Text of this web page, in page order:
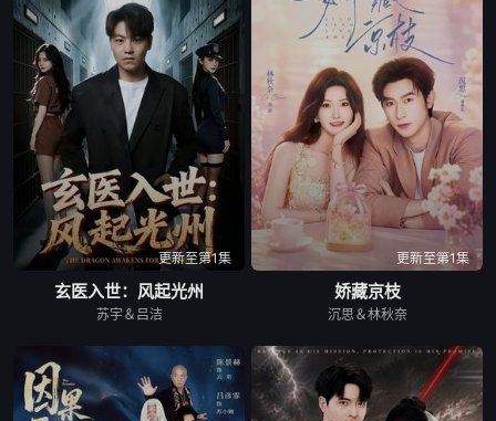
更新至第1集
玄医入世：风起光州
苏宇＆吕洁
更新至第1集
娇藏京枝
沉思＆林秋奈